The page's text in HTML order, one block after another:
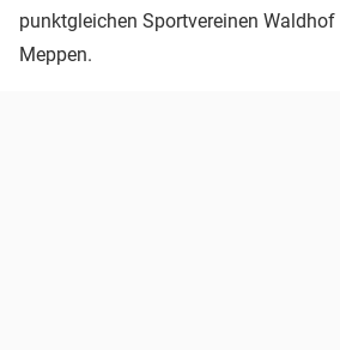
punktgleichen Sportvereinen
Meppen.